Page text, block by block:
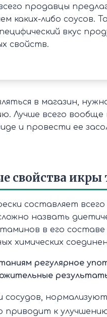
продавцы
каких-либо соусов.
вкус
свойств.
в магазин,
Лучше всего
и провести ее
свойства икры
составляет всего
назвать
в его
химических
регулярное
сосудов,
приводит к